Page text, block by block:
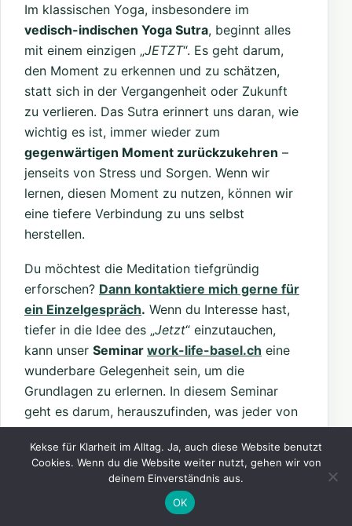
Im klassischen Yoga, insbesondere im
vedisch-indischen Yoga Sutra, beginnt alles
mit einem einzigen „JETZT“. Es geht darum,
den Moment zu erkennen und zu schätzen,
statt sich in der Vergangenheit oder Zukunft
zu verlieren. Das Sutra erinnert uns daran, wie
wichtig es ist, immer wieder zum
gegenwärtigen Moment zurückzukehren –
jenseits von Stress und Sorgen. Wenn wir
lernen, diesen Moment zu nutzen, können wir
eine tiefere Verbindung zu uns selbst
herstellen.
Du möchtest die Meditation tiefgründig
erforschen? Dann kontaktiere mich gerne für
ein Einzelgespräch. Wenn du Interesse hast,
tiefer in die Idee des „Jetzt“ einzutauchen,
kann unser Seminar work-life-basel.ch eine
wunderbare Gelegenheit sein, um die
Grundlagen zu erlernen. In diesem Seminar
geht es darum, herauszufinden, was jeder von
uns in sich trägt und wie wir diese innere
Stärke aktivieren können, um ein erfülltes
Leben zu führen. Es ist eine Einladung, die
eigenen Ressourcen zu erkennen und den
Fokus in der hektischen Welt wieder zu finden.
Kekse für Klarheit im Alltag. Ja, auch diese Website benutzt
Cookies. Wenn du die Website weiter nutzt, gehen wir von
deinem Einverständnis aus.
OK